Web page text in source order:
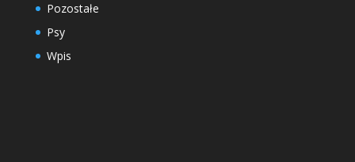
Pozostałe
Psy
Wpis